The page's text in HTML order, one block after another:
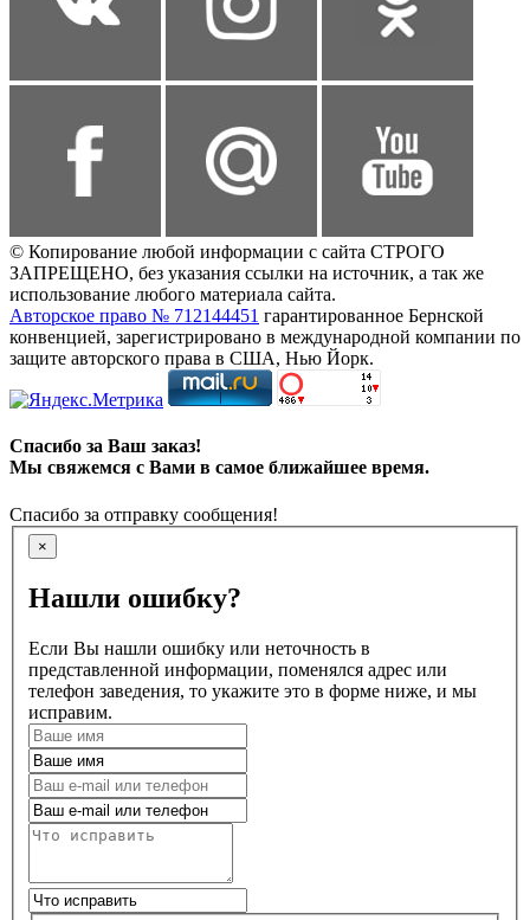
© Копирование любой информации с сайта СТРОГО
ЗАПРЕЩЕНО, без указания ссылки на источник, а так же
использование любого материала сайта.
Авторское право № 712144451 гарантированное Бернской
конвенцией, зарегистрировано в международной компании по
защите авторского права в США, Нью Йорк.
Спасибо за Ваш заказ!
Мы свяжемся с Вами в самое ближайшее время.
Спасибо за отправку сообщения!
×
Нашли ошибку?
Если Вы нашли ошибку или неточность в
представленной информации, поменялся адрес или
телефон заведения, то укажите это в форме ниже, и мы
исправим.